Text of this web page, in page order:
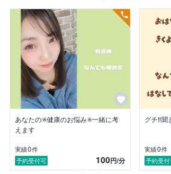
あなたの✳️健康のお悩み✳️一緒に考
えます
実績0件
予約受付可
100円/分
グチ‼️聞
実績0件
予約受